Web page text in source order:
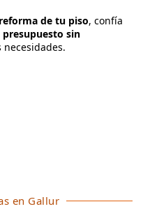
reforma de tu piso, confía
presupuesto sin
en Gallur